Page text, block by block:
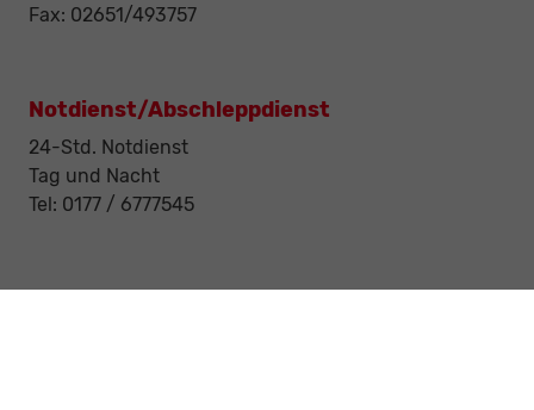
Fax: 02651/493757
Notdienst/Abschleppdienst
24-Std. Notdienst
Tag und Nacht
Tel: 0177 / 6777545